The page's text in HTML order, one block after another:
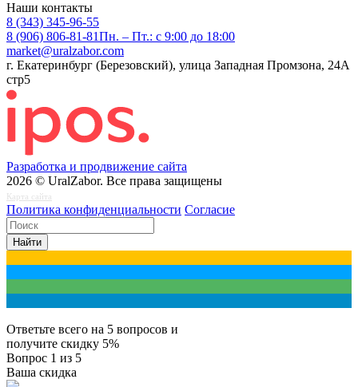
Наши контакты
8 (343) 345-96-55
8 (906) 806-81-81Пн. – Пт.: с 9:00 до 18:00
market@uralzabor.com
г. Екатеринбург (Березовский), улица Западная Промзона, 24А
стр5
Разработка и продвижение сайта
2026 © UralZabor. Все права защищены
Карта сайта
Политика конфиденциальности Согласие
Найти
Ответьте всего на 5 вопросов и
получите скидку 5%
Вопрос 1 из 5
Ваша скидка